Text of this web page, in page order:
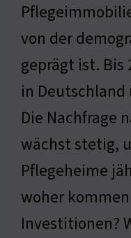
von der
geprägt ist. Bis
in Deutschland
Die Nachfrage
wächst stetig,
Pflegeheime
woher
Investitionen?